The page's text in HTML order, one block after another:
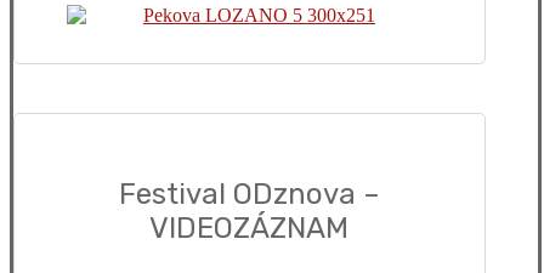
Festival ODznova –
VIDEOZÁZNAM